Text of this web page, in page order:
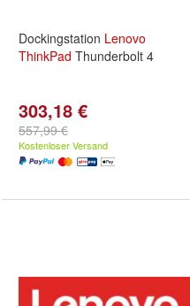
Dockingstation Lenovo
ThinkPad Thunderbolt 4
303,18 €
557,99 €
Kostenloser Versand